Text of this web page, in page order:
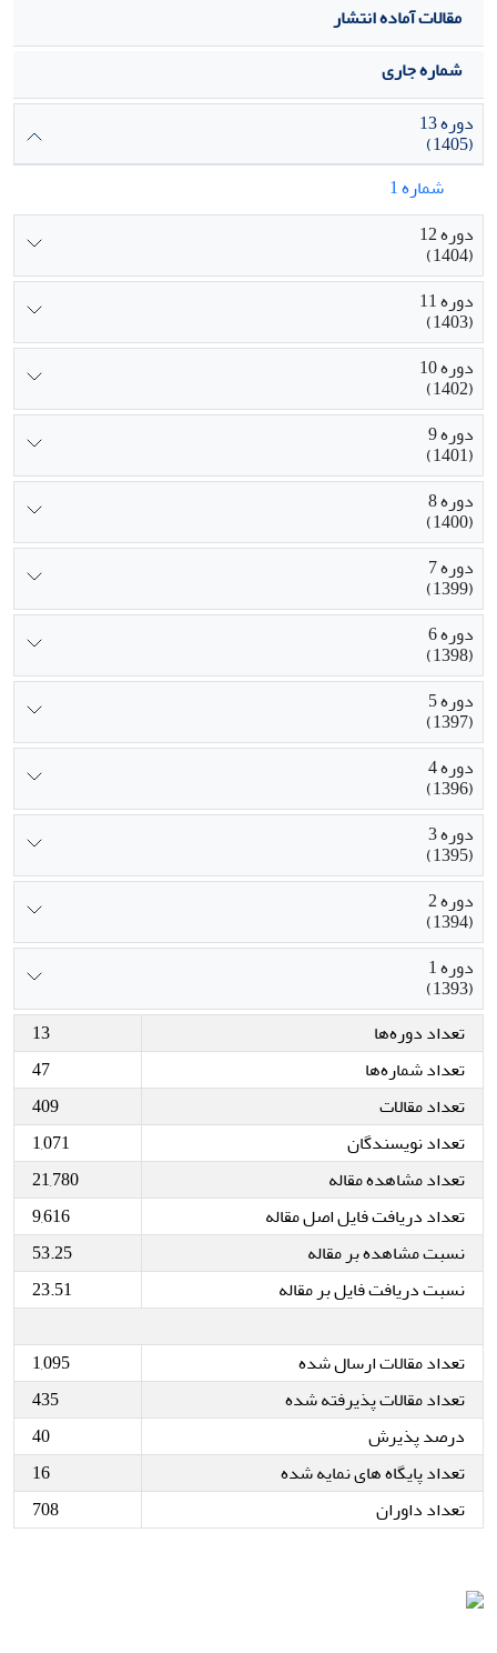
مقالات آماده انتشار
شماره جاری
دوره 13
(1405)
شماره 1
دوره 12
(1404)
دوره 11
(1403)
دوره 10
(1402)
دوره 9
(1401)
دوره 8
(1400)
دوره 7
(1399)
دوره 6
(1398)
دوره 5
(1397)
دوره 4
(1396)
دوره 3
(1395)
دوره 2
(1394)
دوره 1
(1393)
تعداد دوره‌ها
13
تعداد شماره‌ها
47
تعداد مقالات
409
تعداد نویسندگان
1,071
تعداد مشاهده مقاله
21,780
تعداد دریافت فایل اصل مقاله
9,616
نسبت مشاهده بر مقاله
53.25
نسبت دریافت فایل بر مقاله
23.51
تعداد مقالات ارسال شده
1,095
تعداد مقالات پذیرفته شده
435
درصد پذیرش
40
تعداد پایگاه های نمایه شده
16
تعداد داوران
708